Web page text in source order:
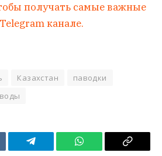
получать самые важные
канале.
Казахстан
паводки
Telegram WhatsApp Copy